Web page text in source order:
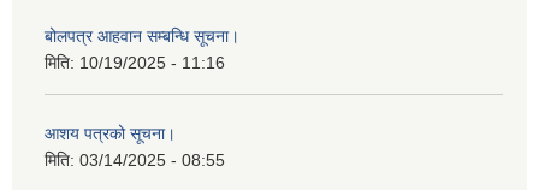
बोलपत्र आहवान सम्बन्धि सूचना।
मिति: 10/19/2025 - 11:16
आशय पत्रको सूचना।
मिति: 03/14/2025 - 08:55